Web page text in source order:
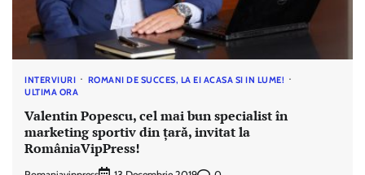
INTERVIURI
ROMANI DE SUCCES, LA EI ACASA SI IN LUME!
ULTIMA ORA
Valentin Popescu, cel mai bun specialist în
marketing sportiv din țară, invitat la
RomâniaVipPress!